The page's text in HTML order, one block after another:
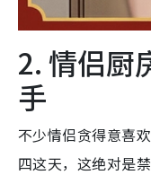
2. 情侣
手
不少情侣贪得意喜
四这天，这绝对是禁